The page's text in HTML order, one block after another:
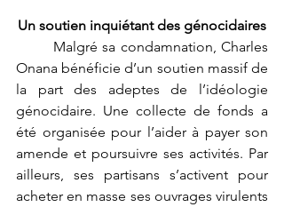
Un soutien inquiétant des génocidaires
Onana bénéficie d’un soutien massif de
la part des adeptes de l’idéologie
génocidaire. Une collecte de fonds a
été organisée pour l’aider à payer son
amende et poursuivre ses activités. Par
ailleurs, ses partisans s’activent pour
acheter en masse ses ouvrages virulents